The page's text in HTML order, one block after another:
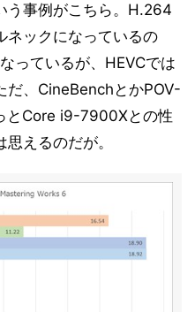
Clancy's The Division」
Multi-Thread
力測定」
う事例がこちら。H.264
ネックになっているの
っているが、HEVCでは
だ、CineBenchとかPOV-
とCore i9-7900Xとの性
えるのだが。